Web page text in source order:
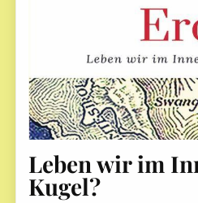
Leben wir im
Kugel?